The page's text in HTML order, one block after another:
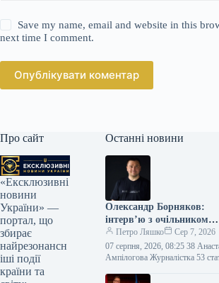
Save my name, email and website in this
next time I comment.
Опублікувати коментар
Про сайт
«Ексклюзивні
новини
України» —
портал, що
збирає
найрезонансн
іші події
країни та
Останні новини
Олександр Борняков:
інтерв’ю з очільником
Наглядової ради Brave1
Петро Ляшко
Сер 7, 2026
07 серпня, 2026, 08:25 38
Ампілогова Журналістка 53
трансформації Олександр